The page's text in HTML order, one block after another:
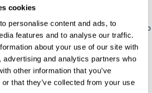
cookies
personalise content and ads, to
features and to analyse our traffic.
about your use of our site with
advertising and analytics partners who
other information that you’ve
that they’ve collected from your use
spełnią wymaganych standardów w
mogą otrzymać możliwość
do egzaminu. Pomyślne ukończenie
certyfikatu oficera odpowiedzialnego
śmigłowcowym, uznawanego przez
ważność certyfikat HLO i jak go
zachowuje ważność przez cztery lata od